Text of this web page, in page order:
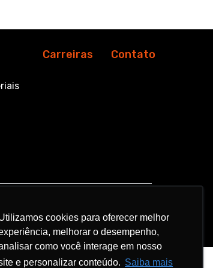
cookies para oferecer melhor
melhorar o desempenho,
como você interage em nosso
e personalizar conteúdo. Saiba mais
cookies para oferecer melhor
melhorar o desempenho,
como você interage em nosso
e personalizar conteúdo. Saiba mais
Carreiras Contato